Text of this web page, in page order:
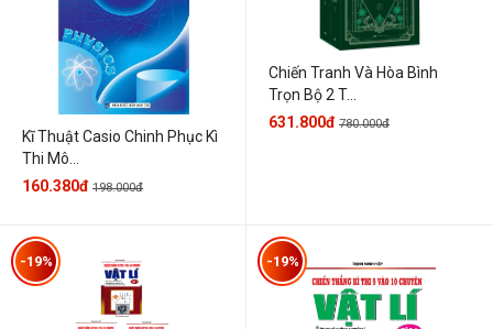
Kĩ Thuật Casio Chinh Phục Kì
Thi Mô...
160.380đ 198.000đ
Chiến Tranh Và Hòa Bình
Trọn Bộ 2 T...
631.800đ 780.000đ
-19% -19%